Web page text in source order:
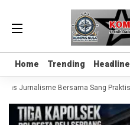
Home Trending Headline
Home Trending Headline
Jurnalisme Bersama Sang Praktisi